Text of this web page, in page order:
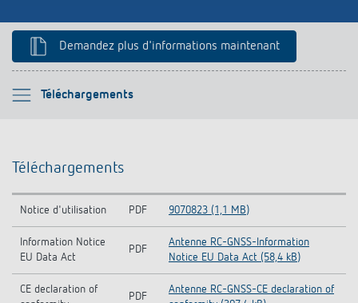
Historique
Demandez plus d'informations maintenant
Téléchargements
Veuillez sélectionner
Produits similaires
Téléchargements
Notice d'utilisation PDF 9070823 (1,1 MB)
Information Notice
EU Data Act
PDF
Antenne RC-GNSS-Information
Notice EU Data Act (58,4 kB)
CE declaration of
PDF
Antenne RC-GNSS-CE declaration of